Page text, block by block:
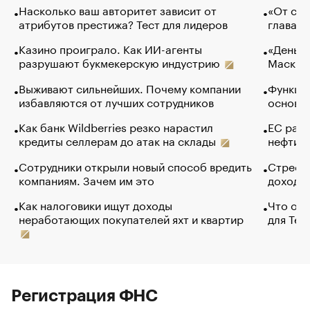
Насколько ваш авторитет зависит от
атрибутов престижа? Тест для лидеров
Казино проиграло. Как ИИ-агенты
разрушают букмекерскую индустрию
Выживают сильнейших. Почему компании
избавляются от лучших сотрудников
Как банк Wildberries резко нарастил
кредиты селлерам до атак на склады
Сотрудники открыли новый способ вредить
компаниям. Зачем им это
Как налоговики ищут доходы
неработающих покупателей яхт и квартир
«От
глава
Маск в
основ
ЕС
нефти
Что
для
Регистрация ФНС